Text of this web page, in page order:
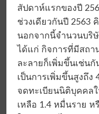
สัปดาห์แรกของปี
ช่วงเดียวกันปี 2563
นอกจากนี้จำนวนบริ
ได้แก่ กิจการที่มีสถ
ละลายก็เพิ่มขึ้นเช่นกั
เป็นการเพิ่มขึ้นสูงถึง
จดทะเบียนนิติบุคคล
เหลือ 1.4 หมื่นราย ห